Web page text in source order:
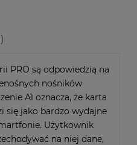
PRO są odpowiedzią na
nośników
A1 oznacza, że karta
się jako bardzo wydajne
Użytkownik
na niej dane,